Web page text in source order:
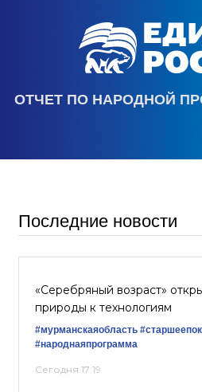
ОТЧЕТ ПО НАРОДНОЙ
Последние новости
«Серебряный возраст»
природы к технологиям
#мурманскаяобласть
#народнаяпрограмма
Сегодня 17:19